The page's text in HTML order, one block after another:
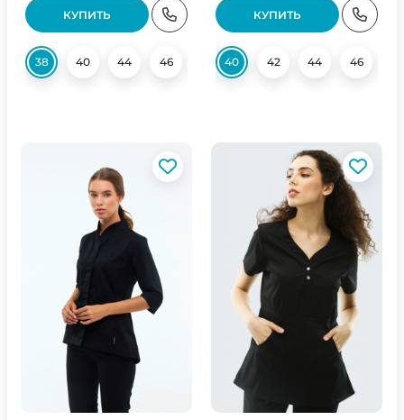
КУПИТЬ
38 40 44 46 50
КУПИТЬ
40 42 44 46